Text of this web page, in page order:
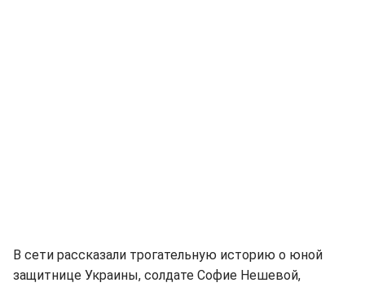
В сети рассказали трогательную историю о юной
защитнице Украины, солдате Софие Нешевой,